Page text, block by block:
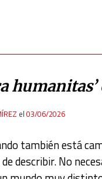
el 03/06/2026
también está
describir. No